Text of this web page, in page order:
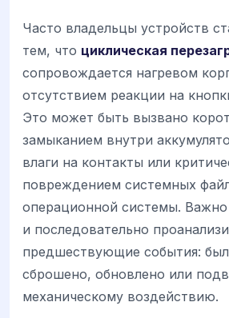
Часто владельцы устройств
тем, что циклическая
сопровождается нагревом
отсутствием реакции на
Это может быть вызвано
замыканием внутри
влаги на контакты или
повреждением системных
операционной системы. Важно
и последовательно
предшествующие события:
сброшено, обновлено или
механическому воздействию.